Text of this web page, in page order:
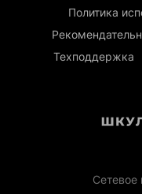
Политика
Техподдержка
Сетевое